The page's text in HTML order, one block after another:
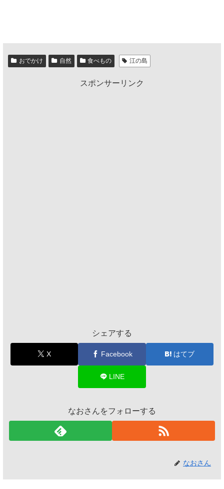
おでかけ 自然 食べもの 江の島
スポンサーリンク
シェアする
X Facebook はてブ
LINE
なおさんをフォローする
なおさん